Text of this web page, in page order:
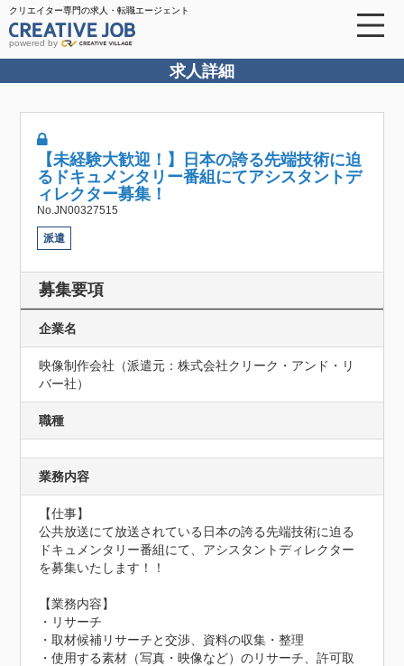
クリエイター専門の求人・転職エージェント
powered by
求人詳細
【未経験大歓迎！】日本の誇る先端技術に迫
るドキュメンタリー番組にてアシスタントデ
ィレクター募集！
No.JN00327515
派遣
募集要項
企業名
映像制作会社（派遣元：株式会社クリーク・アンド・リ
バー社）
職種
業務内容
【仕事】
公共放送にて放送されている日本の誇る先端技術に迫る
ドキュメンタリー番組にて、アシスタントディレクター
を募集いたします！！
【業務内容】
・リサーチ
・取材候補リサーチと交渉、資料の収集・整理
・使用する素材（写真・映像など）のリサーチ、許可取